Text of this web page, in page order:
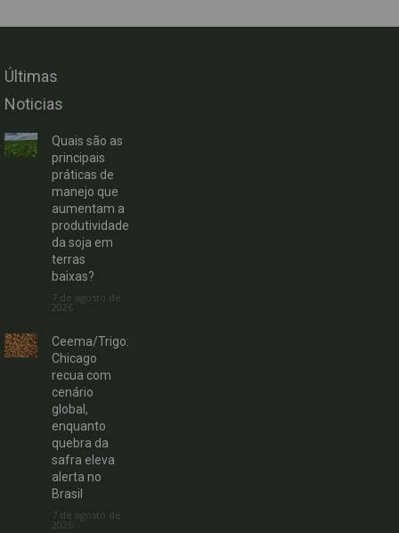
Últimas
Noticias
Quais são as
principais
práticas de
manejo que
aumentam a
produtividade
da soja em
terras
baixas?
7 de agosto de
2026
Ceema/Trigo:
Chicago
recua com
cenário
global,
enquanto
quebra da
safra eleva
alerta no
Brasil
7 de agosto de
2026